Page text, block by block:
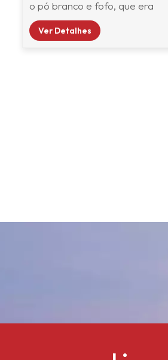
o pó branco e fofo, que era
revestido com alumina
hidratada ou/e zircônia
Ver Detalhes